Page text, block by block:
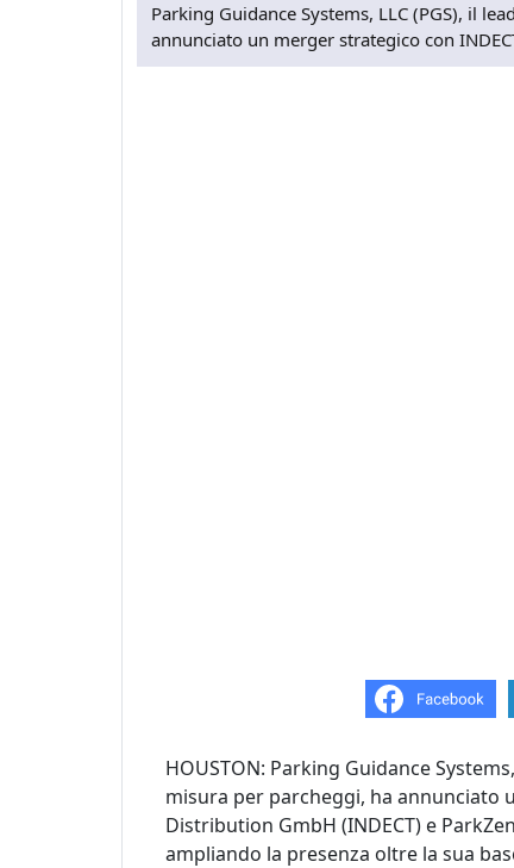
Parking Guidance Systems, LLC (PGS), il
annunciato un merger strategico con
HOUSTON: Parking Guidance
misura per parcheggi, ha annunciato
Distribution GmbH (INDECT) e
ampliando la presenza oltre la sua